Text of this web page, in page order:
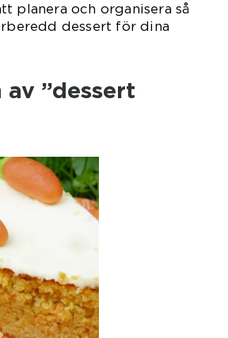
planera och organisera så
dessert för dina
”dessert